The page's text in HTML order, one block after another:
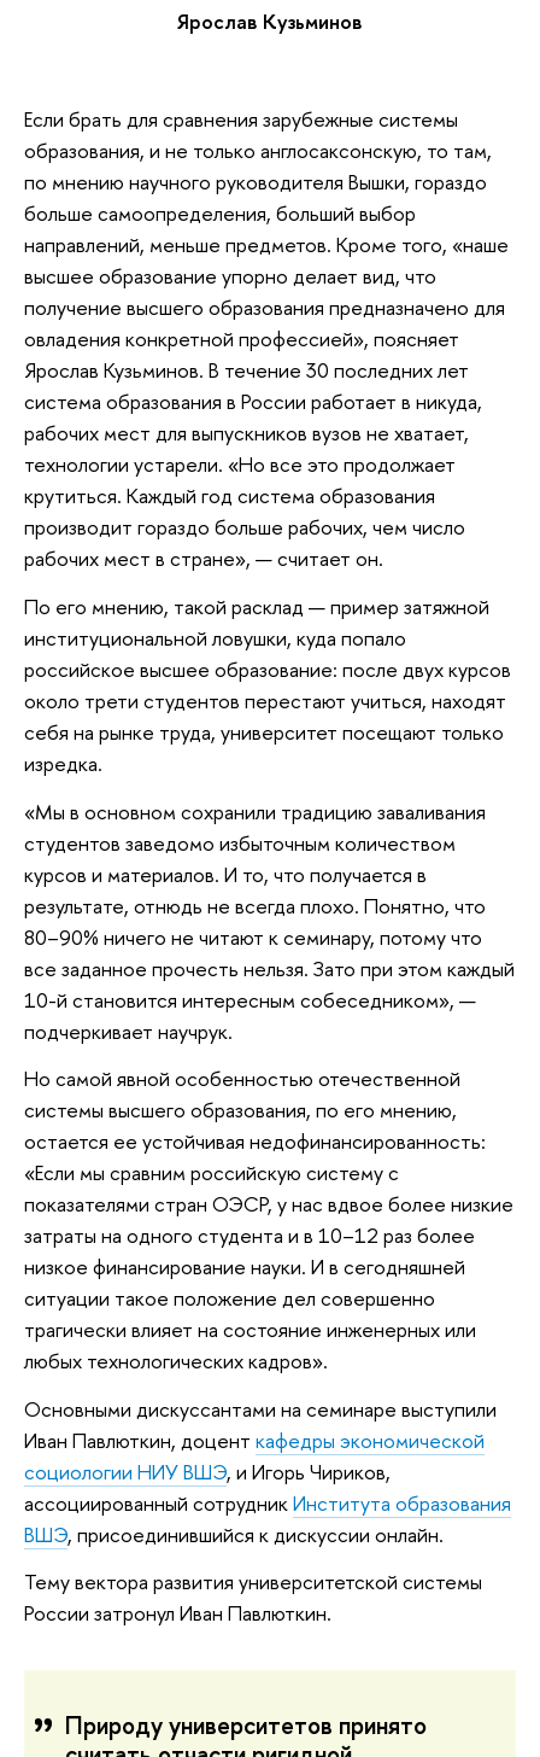
Ярослав Кузьминов
Если брать для сравнения зарубежные системы
образования, и не только англосаксонскую, то там,
по мнению научного руководителя Вышки, гораздо
больше самоопределения, больший выбор
направлений, меньше предметов. Кроме того, «наше
высшее образование упорно делает вид, что
получение высшего образования предназначено для
овладения конкретной профессией», поясняет
Ярослав Кузьминов. В течение 30 последних лет
система образования в России работает в никуда,
рабочих мест для выпускников вузов не хватает,
технологии устарели. «Но все это продолжает
крутиться. Каждый год система образования
производит гораздо больше рабочих, чем число
рабочих мест в стране», — считает он.
По его мнению, такой расклад — пример затяжной
институциональной ловушки, куда попало
российское высшее образование: после двух курсов
около трети студентов перестают учиться, находят
себя на рынке труда, университет посещают только
изредка.
«Мы в основном сохранили традицию заваливания
студентов заведомо избыточным количеством
курсов и материалов. И то, что получается в
результате, отнюдь не всегда плохо. Понятно, что
80–90% ничего не читают к семинару, потому что
все заданное прочесть нельзя. Зато при этом каждый
10-й становится интересным собеседником», —
подчеркивает научрук.
Но самой явной особенностью отечественной
системы высшего образования, по его мнению,
остается ее устойчивая недофинансированность:
«Если мы сравним российскую систему с
показателями стран ОЭСР, у нас вдвое более низкие
затраты на одного студента и в 10–12 раз более
низкое финансирование науки. И в сегодняшней
ситуации такое положение дел совершенно
трагически влияет на состояние инженерных или
любых технологических кадров».
Основными дискуссантами на семинаре выступили
Иван Павлюткин, доцент кафедры экономической
социологии НИУ ВШЭ, и Игорь Чириков,
ассоциированный сотрудникИнститута образования
ВШЭ, присоединившийся к дискуссии онлайн.
Тему вектора развития университетской системы
России затронул Иван Павлюткин.
Природу университетов принято